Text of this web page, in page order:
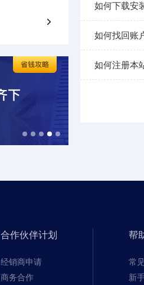

如何下载安
如何找回账
如何注册本
合作伙伴计划
经销商申请
商务合作
帮
常
新